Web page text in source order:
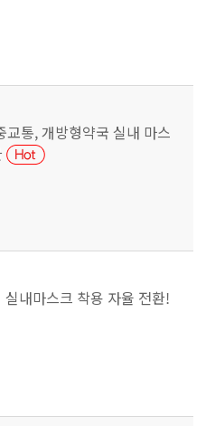
통, 개방형약국 실내 마스
내마스크 착용 자율 전환!